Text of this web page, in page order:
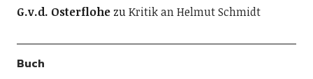
G.v.d. OsterflohezuKritik an Helmut Schmidt
Buch